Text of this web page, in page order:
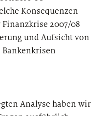
Konsequenzen
2007/08
und Aufsicht von
Analyse haben wir